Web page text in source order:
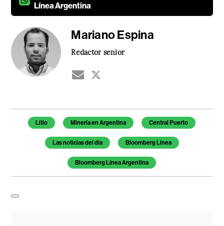
Línea Argentina
Mariano Espina
Redactor senior
Temas de este artículo
Litio Minería en Argentina Central Puerto
Las noticias del día Bloomberg Línea
Bloomberg Línea Argentina